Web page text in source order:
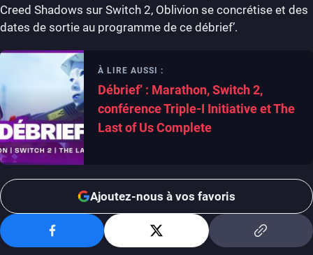
Creed Shadows sur Switch 2, Oblivion se concrétise et des
dates de sortie au programme de ce débrief’.
À LIRE AUSSI :
Débrief’ : Marathon, Switch 2,
conférence Triple-I Initiative et The
Last of Us Complete
Ajoutez-nous à vos favoris